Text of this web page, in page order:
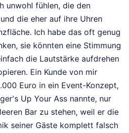
unwohl fühlen, die den
die eher auf ihre Uhren
Ich habe das oft genug
sie könnten eine Stimmung
die Lautstärke aufdrehen
Ein Kunde von mir
Euro in ein Event-Konzept,
Up Your Ass nannte, nur
Bar zu stehen, weil er die
seiner Gäste komplett falsch